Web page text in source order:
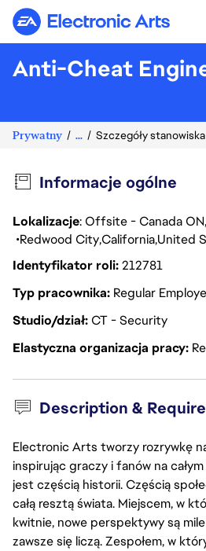
Electronic Arts
Anti-Cheat
Prywatny ... Szczegóły stanowiska
Informacje ogólne
Lokalizacje: Offsite - Canada
Redwood CityCaliforniaUnited
Identyfikator roli212781
Typ pracownika Regular
Studio/działCT - Security
Elastyczna organizacja pracy
Description &
Electronic Arts tworzy rozrywkę
inspirując graczy i fanów na
jest częścią historii. Częścią
całą resztą świata. Miejscem, w
kwitnie, nowe perspektywy są
zawsze się liczą. Zespołem, w